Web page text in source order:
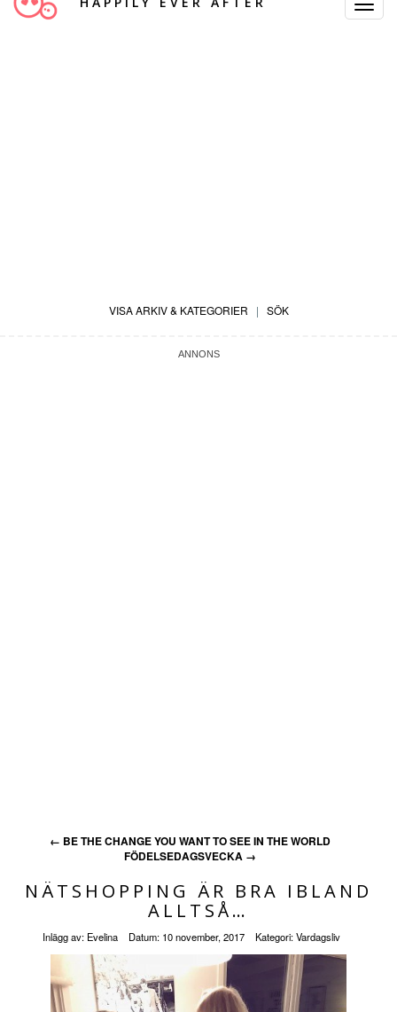
Toggle
VISA ARKIV & KATEGORIER | SÖK
← BE THE CHANGE YOU WANT TO SEE IN THE WORLD
FÖDELSEDAGSVECKA →
NÄTSHOPPING ÄR BRA IBLAND
ALLTSÅ…
Inlägg av: Evelina Datum: 10 november, 2017 Kategori:Vardagsliv